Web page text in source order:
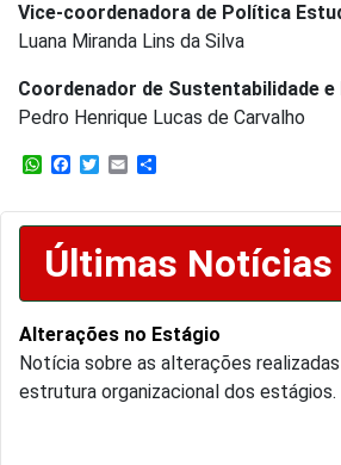
Vice-coordenadora de Política
Luana Miranda Lins da Silva
Coordenador de Sustentabilidade
Pedro Henrique Lucas de Carvalho
WhatsApp
Facebook
Twitter
Email
Últimas Notícias
Alterações no Estágio
Notícia sobre as alterações realizadas
estrutura organizacional dos estágios.